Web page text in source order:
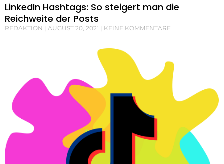
LinkedIn Hashtags: So steigert man die
Reichweite der Posts
REDAKTION AUGUST 20, 2021 KEINE KOMMENTARE